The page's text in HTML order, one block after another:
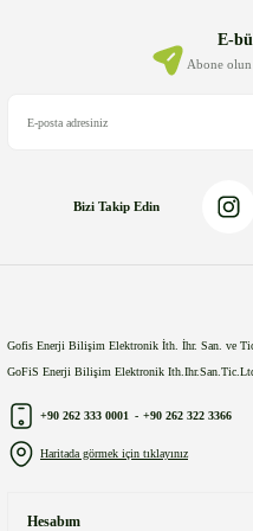
Ürün bilgilerinde hatalar
Ürün fiyatı diğer sitelerden
E-
Abone olun
Bizi Takip Edin
Gofis Enerji Bilişim Elektronik İth. İhr. San. ve
GoFiS Enerji Bilişim Elektronik
+90 262 333 0001 - +90 262 322 3366
Haritada görmek için tıklayınız
Hesabım